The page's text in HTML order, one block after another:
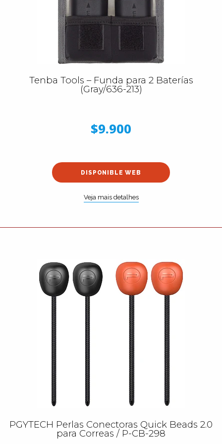
Tenba Tools – Funda para 2 Baterías
(Gray/636-213)
$9.900
DISPONIBLE WEB
Veja mais detalhes
PGYTECH Perlas Conectoras Quick Beads 2.0
para Correas / P-CB-298